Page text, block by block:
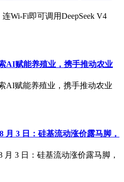
Wi-Fi即可调用DeepSeek V4
AI赋能养殖业，携手推动农业
AI赋能养殖业，携手推动农业
月 3 日：硅基流动涨价露马脚，
月 3 日：硅基流动涨价露马脚，